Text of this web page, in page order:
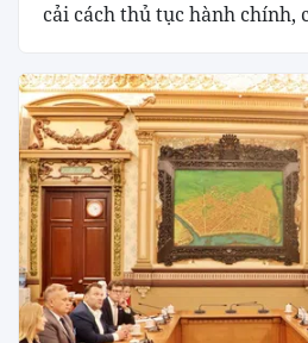
cải cách thủ tục hành chính,